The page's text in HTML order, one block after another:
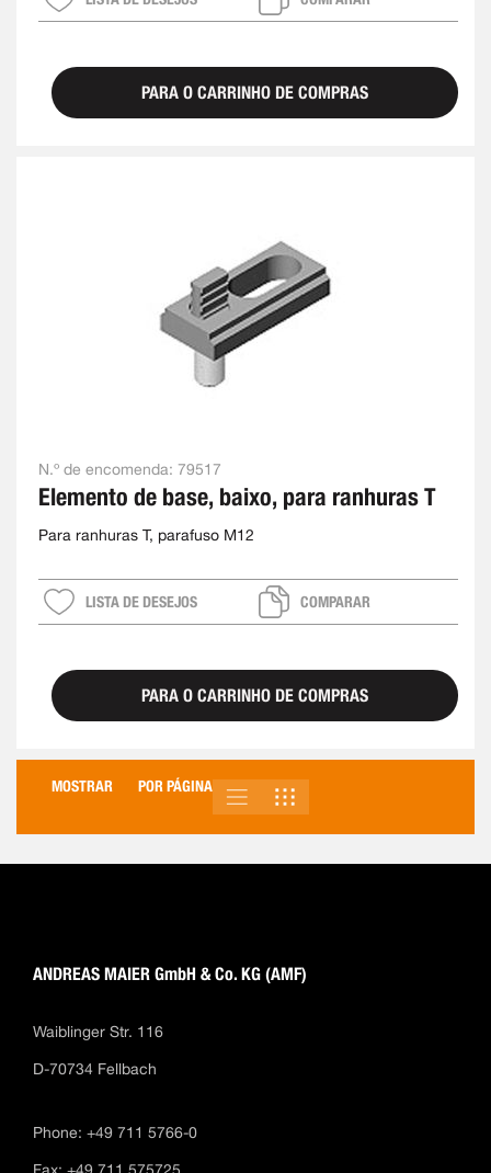
PARA O CARRINHO DE COMPRAS
N.º de encomenda: 79517
Elemento de base, baixo, para ranhuras T
Para ranhuras T, parafuso M12
LISTA DE DESEJOS COMPARAR
PARA O CARRINHO DE COMPRAS
MOSTRAR POR PÁGINA
VER
COMO
LISTA
ANDREAS MAIER GmbH & Co. KG (AMF)
Waiblinger Str. 116
D-70734 Fellbach
Phone: +49 711 5766-0